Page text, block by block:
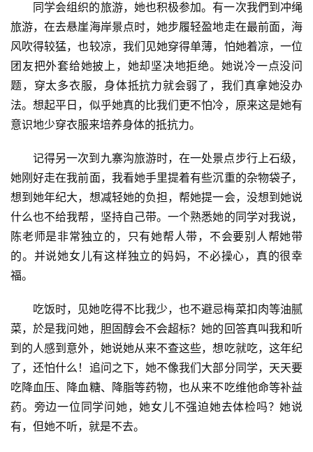
同学会组织的旅游，她也积极参加。有一次我們到冲绳
旅游，在去悬崖海岸景点时，她步履轻盈地走在最前面，海
风吹得较猛，也较凉，我们见她穿得单薄，怕她着凉，一位
团友把外套给她披上，她却坚决地拒绝。她说冷一点没问
题，穿太多衣服，身体抵抗力就会弱了，我们真拿她没办
法。想起平日，似乎她真的比我们更不怕冷，原来这是她有
意识地少穿衣服来培养身体的抵抗力。
记得另一次到九寨沟旅游时，在一处景点步行上石级，
她刚好走在我前面，我看她手里提着有些沉重的杂物袋子，
想到她年纪大，想减轻她的负担，帮她提一会，没想到她说
什么也不给我帮，坚持自己带。一个熟悉她的同学对我说，
陈老师是非常独立的，只有她帮人带，不会要别人帮她带
的。并说她女儿有这样独立的妈妈，不必操心，真的很幸
福。
吃饭时，见她吃得不比我少，也不避忌梅菜扣肉等油腻
菜，於是我问她，胆固醇会不会超标？她的回答真叫我和听
到的人感到意外，她说她从来不查这些，想吃就吃，这年纪
了，还怕什么！追问之下，她不像我们大部分同学，天天要
吃降血压、降血糖、降脂等药物，也从来不吃维他命等补益
药。旁边一位同学问她，她女儿不强迫她去体检吗？她说
有，但她不听，就是不去。